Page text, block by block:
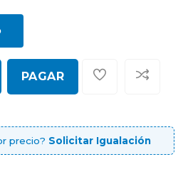
PAGAR
precio? Solicitar Igualación